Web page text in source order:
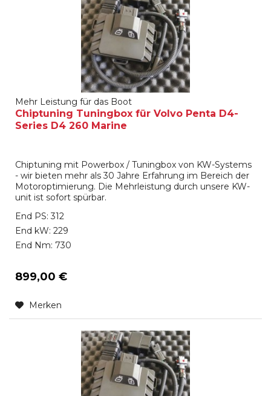
Mehr Leistung für das Boot
Chiptuning Tuningbox für Volvo Penta D4-
Series D4 260 Marine
Chiptuning mit Powerbox / Tuningbox von KW-Systems
- wir bieten mehr als 30 Jahre Erfahrung im Bereich der
Motoroptimierung. Die Mehrleistung durch unsere KW-
unit ist sofort spürbar.
End PS: 312
End kW: 229
End Nm: 730
899,00 €
Merken